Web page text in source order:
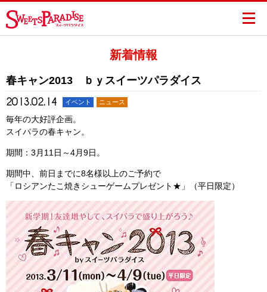
新着情報
春キャン2013 ｂｙスイーツパラダイス
2013.02.14 イベント ニュース
毎年の大好評企画。
スイパラの春キャン。
期間：3月11日～4月9日。
期間中、前日までに8名様以上のご予約で
「ロシアンたこ焼きシューゲームプレゼント★」（平日限定）